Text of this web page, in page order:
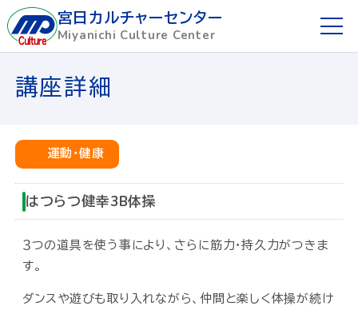
宮日カルチャーセンター
Miyanichi Culture Center
ホーム
お申し込み方法
講座を探す
講師募集
懇話会
講座詳細
運動・健康
はつらつ健幸3B体操
３つの道具を使う事により、さらに筋力・持久力がつきま
す。
ダンスや遊びも取り入れながら、仲間と楽しく体操が続け